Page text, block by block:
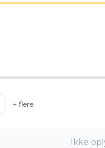
+ flere
Ikke